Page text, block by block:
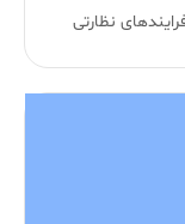
نظارتی